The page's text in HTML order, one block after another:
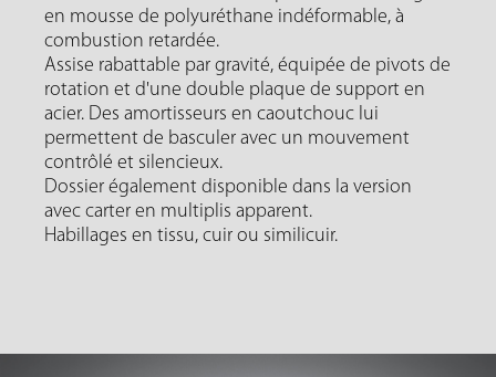
en mousse de polyuréthane indéformable, à
combustion retardée.
Assise rabattable par gravité, équipée de pivots de
rotation et d'une double plaque de support en
acier. Des amortisseurs en caoutchouc lui
permettent de basculer avec un mouvement
contrôlé et silencieux.
Dossier également disponible dans la version
avec carter en multiplis apparent.
Habillages en tissu, cuir ou similicuir.